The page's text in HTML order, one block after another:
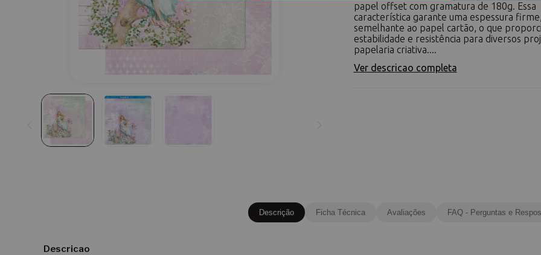
papel offset com gramatura de 180g. Essa
característica garante uma espessura firme,
semelhante ao papel cartão, o que
estabilidade e resistência para diversos
papelaria criativa....
Ver descricao completa
Descrição Ficha Técnica Avaliações FAQ - Perguntas e
Descricao